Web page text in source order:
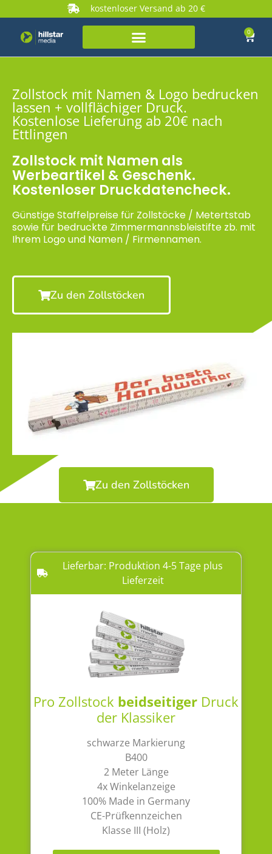
kostenloser Versand ab 20 €
0
Zollstock mit Namen & Logo bedrucken
lassen + vollflächiger Druck.
Kostenlose Lieferung ab 20€ nach
Ettlingen
Zollstock mit Namen als
Werbeartikel & Geschenk.
Kostenloser Druckdatencheck.
Günstige Staffelpreise für Zollstöcke / Metertstab
sowie für bedruckte Zimmermannsbleistifte zb. mit
Ihrem Logo und Namen / Firmennamen.
Zu den Zollstöcken
Zu den Zollstöcken
Lieferbar: Produktion 4-5 Tage plus
Lieferzeit
Pro Zollstock beidseitiger Druck
der Klassiker
schwarze Markierung
B400
2 Meter Länge
4x Winkelanzeige
100% Made in Germany
CE-Prüfkennzeichen
Klasse III (Holz)